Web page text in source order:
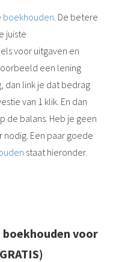
boekhouden. De betere
juiste
voor uitgaven en
een lening
dan link je dat bedrag
van 1 klik. En dan
de balans. Heb je geen
nodig. Een paar goede
staat hieronder.
boekhouden voor